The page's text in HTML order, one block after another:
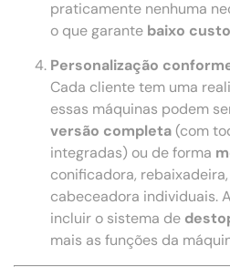
praticamente nenhuma
o que garante baixo
Personalização
Cada cliente tem uma
essas máquinas podem
versão completa (com
integradas) ou de forma
conificadora,
cabeceadora individuais.
incluir o sistema de
mais as funções da